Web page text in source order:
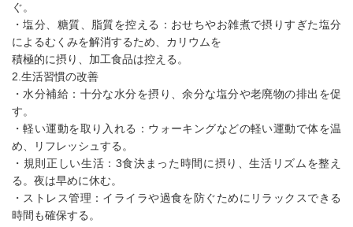
ぐ。
・塩分、糖質、脂質を控える：おせちやお雑煮で摂りすぎた塩分
によるむくみを解消するため、カリウムを
積極的に摂り、加工食品は控える。
2.生活習慣の改善
・水分補給：十分な水分を摂り、余分な塩分や老廃物の排出を促
す。
・軽い運動を取り入れる：ウォーキングなどの軽い運動で体を温
め、リフレッシュする。
・規則正しい生活：3食決まった時間に摂り、生活リズムを整え
る。夜は早めに休む。
・ストレス管理：イライラや過食を防ぐためにリラックスできる
時間も確保する。